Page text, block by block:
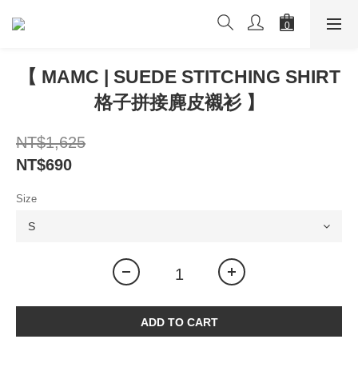
【 MAMC | SUEDE STITCHING SHIRT
格子拼接麂皮襯衫 】
NT$1,625
NT$690
Size
ADD TO CART